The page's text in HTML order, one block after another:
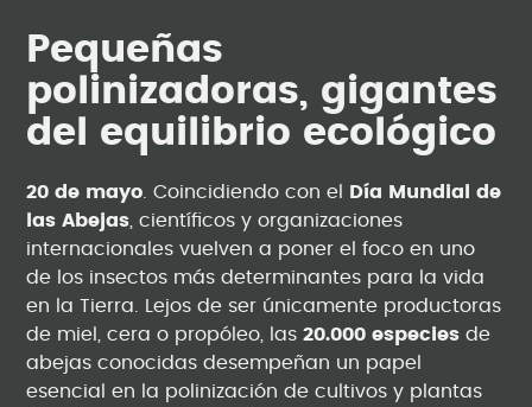
Pequeñas
polinizadoras, gigantes
del equilibrio ecológico
20 de mayo . Coincidiendo con el
Día Mundial de
las Abejas , científicos y organizaciones
internacionales vuelven a poner el foco en uno
de los insectos más determinantes para la vida
en la Tierra. Lejos de ser únicamente productoras
de miel, cera o propóleo, las20.000 especies de
abejas conocidas desempeñan un papel
esencial en la polinización de cultivos y plantas